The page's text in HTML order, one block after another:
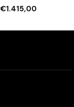
€1.415,00